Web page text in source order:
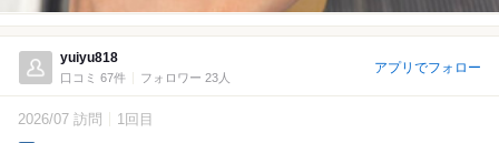
yuiyu818
口コミ 67件 フォロワー 23人
アプリでフォロー
2026/07 訪問 1回目